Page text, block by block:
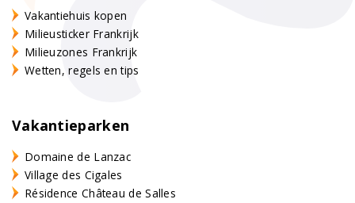
Vakantiehuis kopen
Milieusticker Frankrijk
Milieuzones Frankrijk
Wetten, regels en tips
Vakantieparken
Domaine de Lanzac
Village des Cigales
Résidence Château de Salles